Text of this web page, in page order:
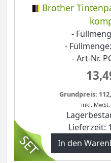
Brother
-
-
- Art-Nr.
Grundpreis:
inkl. MwSt.
Lieferzeit:
In den